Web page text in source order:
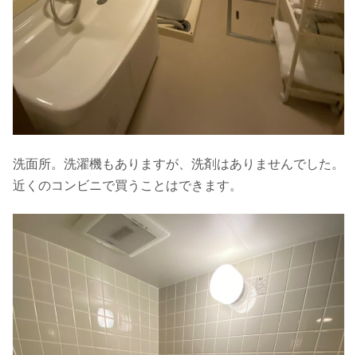
洗面所。洗濯機もありますが、洗剤はありませんでした。
近くのコンビニで買うことはできます。